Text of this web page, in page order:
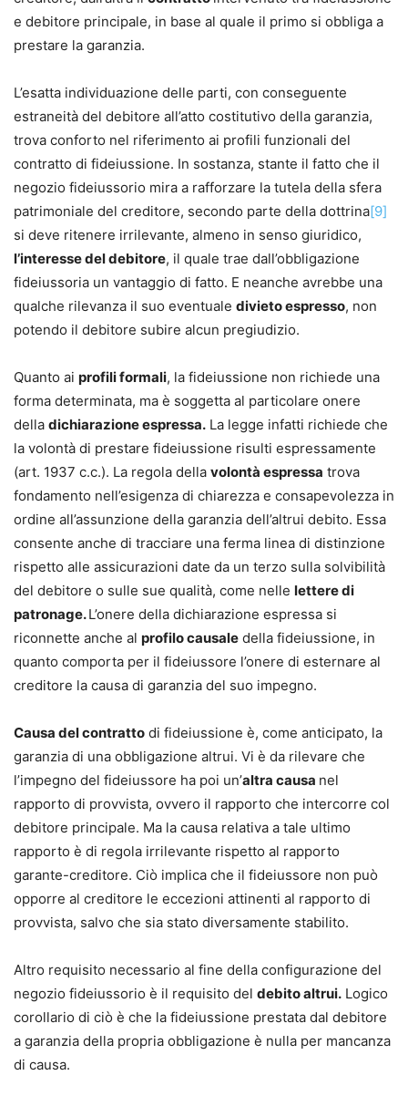
e debitore principale, in base al quale il primo si obbliga a
prestare la garanzia.
L’esatta individuazione delle parti, con conseguente
estraneità del debitore all’atto costitutivo della garanzia,
trova conforto nel riferimento ai profili funzionali del
contratto di fideiussione. In sostanza, stante il fatto che il
negozio fideiussorio mira a rafforzare la tutela della sfera
patrimoniale del creditore, secondo parte della dottrina[9]
si deve ritenere irrilevante, almeno in senso giuridico,
l’interesse del debitore, il quale trae dall’obbligazione
fideiussoria un vantaggio di fatto. E neanche avrebbe una
qualche rilevanza il suo eventuale divieto espresso, non
potendo il debitore subire alcun pregiudizio.
Quanto ai profili formali, la fideiussione non richiede una
forma determinata, ma è soggetta al particolare onere
della dichiarazione espressa. La legge infatti richiede che
la volontà di prestare fideiussione risulti espressamente
(art. 1937 c.c.). La regola della volontà espressa trova
fondamento nell’esigenza di chiarezza e consapevolezza in
ordine all’assunzione della garanzia dell’altrui debito. Essa
consente anche di tracciare una ferma linea di distinzione
rispetto alle assicurazioni date da un terzo sulla solvibilità
del debitore o sulle sue qualità, come nelle lettere di
patronage.L’onere della dichiarazione espressa si
riconnette anche al profilo causale della fideiussione, in
quanto comporta per il fideiussore l’onere di esternare al
creditore la causa di garanzia del suo impegno.
Causa del contratto di fideiussione è, come anticipato, la
garanzia di una obbligazione altrui. Vi è da rilevare che
l’impegno del fideiussore ha poi un’altra causa nel
rapporto di provvista, ovvero il rapporto che intercorre col
debitore principale. Ma la causa relativa a tale ultimo
rapporto è di regola irrilevante rispetto al rapporto
garante-creditore. Ciò implica che il fideiussore non può
opporre al creditore le eccezioni attinenti al rapporto di
provvista, salvo che sia stato diversamente stabilito.
Altro requisito necessario al fine della configurazione del
negozio fideiussorio è il requisito del debito altrui. Logico
corollario di ciò è che la fideiussione prestata dal debitore
a garanzia della propria obbligazione è nulla per mancanza
di causa.